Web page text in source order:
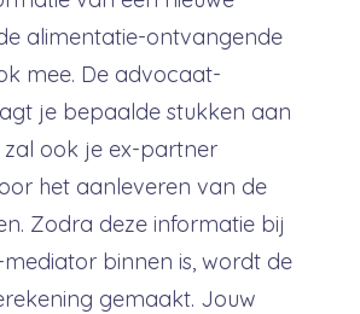
alimentatie-ontvangende
mee. De advocaat-
je bepaalde stukken aan
ook je ex-partner
het aanleveren van de
Zodra deze informatie bij
binnen is, wordt de
gemaakt. Jouw